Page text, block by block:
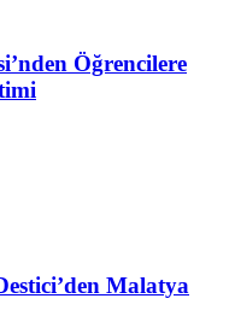
Öğrencilere
Malatya